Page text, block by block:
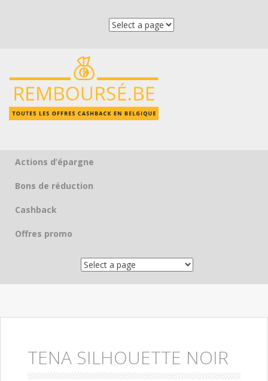
Skip to content
Actions d’épargne
Bons de réduction
Cashback
Offres promo
TENA SILHOUETTE NOIR